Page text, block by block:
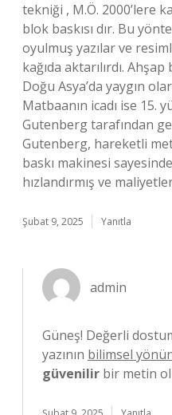
tekniği , M.Ö. 2000’lere
blok baskısı dır. Bu
oyulmuş yazılar ve
kağıda aktarılırdı.
Doğu Asya’da yaygın
Matbaanın icadı ise 15.
Gutenberg tarafından
Gutenberg, hareketli
baskı makinesi
hızlandırmış ve
Şubat 9, 2025 Yanıtla
admin
Güneş! Değerli
yazının bilimsel
güvenilir bir metin